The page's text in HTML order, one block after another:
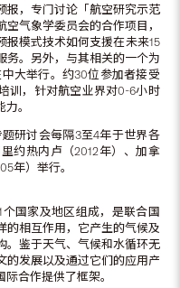
报，专门讨论「航空研究示范
气象学委员会的合作项目，
报模式技术如何支援在未来15
务。另外，与其相关的一个为
大举行。约30位参加者接受
训，针对航空业界对0-6小时
力。
研讨会每隔3至4年于世界各
约热内卢（2012年）、加拿
年）举行。
国家及地区组成，是联合国
的相互作用，它产生的气候及
。鉴于天气、气候和水循环无
的发展以及通过它们的应用产
合作提供了框架。